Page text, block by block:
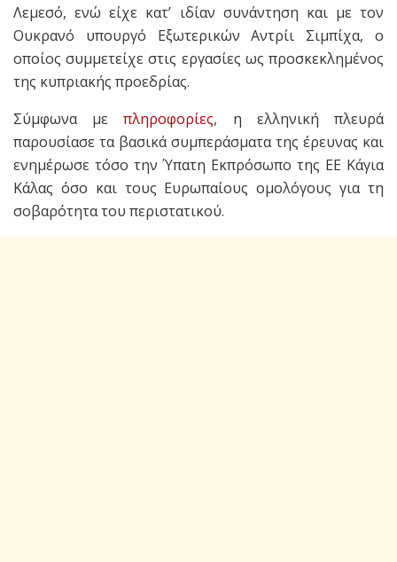
Λεμεσό, ενώ είχε κατ’ ιδίαν συνάντηση και με τον
Ουκρανό υπουργό Εξωτερικών Αντρίι Σιμπίχα, ο
οποίος συμμετείχε στις εργασίες ως προσκεκλημένος
της κυπριακής προεδρίας.
Σύμφωνα μεπληροφορίες, η ελληνική πλευρά
παρουσίασε τα βασικά συμπεράσματα της έρευνας και
ενημέρωσε τόσο την Ύπατη Εκπρόσωπο της ΕΕ Κάγια
Κάλας όσο και τους Ευρωπαίους ομολόγους για τη
σοβαρότητα του περιστατικού.